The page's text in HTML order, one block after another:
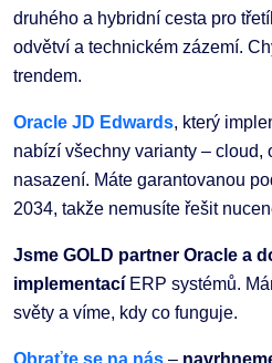
druhého a hybridní cesta pro
odvětví a technickém zázemí.
trendem.
Oracle JD Edwards, který
nabízí všechny varianty – cloud,
nasazení. Máte garantovanou
2034, takže nemusíte řešit
Jsme GOLD partner Oracle a
implementací ERP systémů.
světy a víme, kdy co funguje.
Obraťte se na nás –